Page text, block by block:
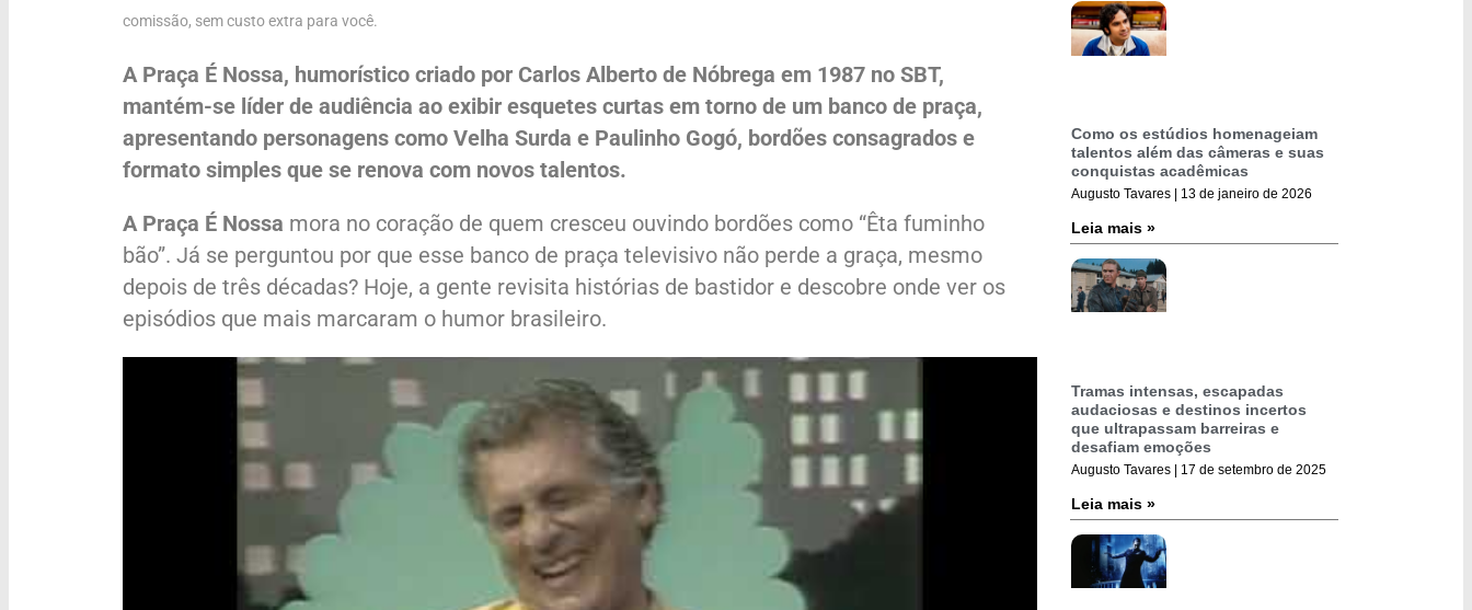
comissão, sem custo extra para você.
A Praça É Nossa, humorístico criado por Carlos Alberto de Nóbrega em 1987 no SBT,
mantém-se líder de audiência ao exibir esquetes curtas em torno de um banco de praça,
apresentando personagens como Velha Surda e Paulinho Gogó, bordões consagrados e
formato simples que se renova com novos talentos.
A Praça É Nossa mora no coração de quem cresceu ouvindo bordões como “Êta fuminho
bão”. Já se perguntou por que esse banco de praça televisivo não perde a graça, mesmo
depois de três décadas? Hoje, a gente revisita histórias de bastidor e descobre onde ver os
episódios que mais marcaram o humor brasileiro.
Como os estúdios homenageiam
talentos além das câmeras e suas
conquistas acadêmicas
Augusto Tavares 13 de janeiro de 2026
Leia mais »
Tramas intensas, escapadas
audaciosas e destinos incertos
que ultrapassam barreiras e
desafiam emoções
Augusto Tavares 17 de setembro de 2025
Leia mais »